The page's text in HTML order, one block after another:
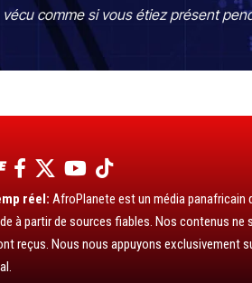
vécu comme si vous étiez présent
réel: AfroPlanete est un média panafricain
à partir de sources fiables. Nos contenus
reçus. Nous nous appuyons exclusivement